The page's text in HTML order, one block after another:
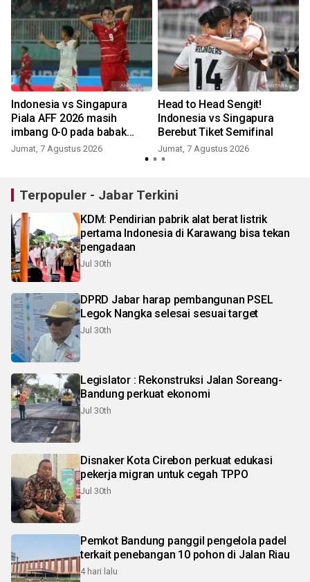
Indonesia vs Singapura
Piala AFF 2026 masih
imbang 0-0 pada babak
pertama
Jumat, 7 Agustus 2026
Head to Head Sengit!
Indonesia vs Singapura
Berebut Tiket Semifinal
Jumat, 7 Agustus 2026
Terpopuler - Jabar Terkini
KDM: Pendirian pabrik alat berat listrik
pertama Indonesia di Karawang bisa tekan
pengadaan
Jul 30th
DPRD Jabar harap pembangunan PSEL
Legok Nangka selesai sesuai target
Jul 30th
Legislator : Rekonstruksi Jalan Soreang-
Bandung perkuat ekonomi
Jul 30th
Disnaker Kota Cirebon perkuat edukasi
pekerja migran untuk cegah TPPO
Jul 30th
Pemkot Bandung panggil pengelola padel
terkait penebangan 10 pohon di Jalan Riau
4 hari lalu